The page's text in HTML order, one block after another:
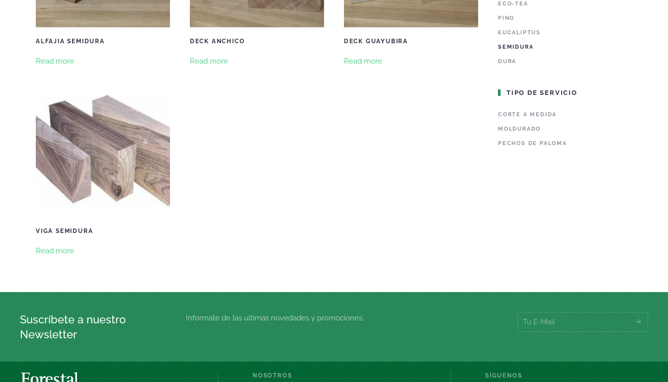
ALFAJIA SEMIDURA
Read more
DECK ANCHICO
Read more
DECK GUAYUBIRA
Read more
VIGA SEMIDURA
Read more
ECO-TEA
PINO
EUCALIPTUS
SEMIDURA
DURA
TIPO DE SERVICIO
CORTE A MEDIDA
MOLDURADO
PECHOS DE PALOMA
Suscríbete a nuestro
Newsletter
Informate de las ultimas novedades y promociones.
NOSOTROS SÍGUENOS